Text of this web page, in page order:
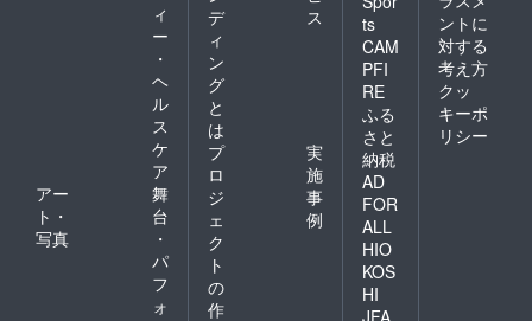
ィ
ー
・
ヘ
ル
ス
ケ
ア
アー
ト・
写真
舞
台
・
パ
フ
ォ
デ
ィ
ン
グ
と
は
ス
プ
ロ
ジ
ェ
ク
ト
の
作
実
施
事
例
ts
CAM
PFI
RE
ふる
さと
納税
AD
FOR
ALL
HIO
KOS
HI
JFA
ントに
対する
考え方
クッ
キーポ
リシー